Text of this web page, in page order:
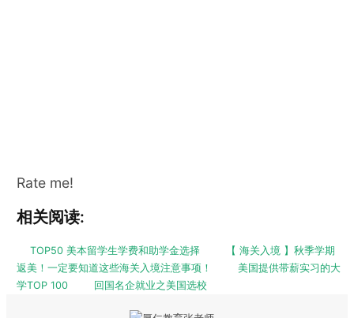
Rate me!
相关阅读:
TOP50 美本留学生学费和助学金选择
【 海关入境 】秋季学期
返美！一定要知道这些海关入境注意事项！
美国提供带薪实习的大
学TOP 100
回国名企就业之美国选校